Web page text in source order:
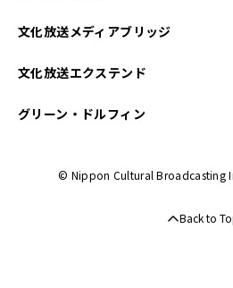
2022年03月
文化放送メディアブリッジ
文化放送エクステンド
グリーン・ドルフィン
© Nippon Cultural Broadcasting
Back to